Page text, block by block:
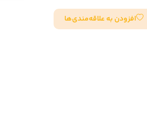
افزودن به علاقه‌مندی‌ها